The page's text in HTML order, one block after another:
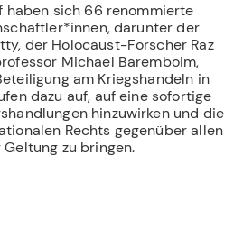
haben sich 66 renommierte
darunter der
der Holocaust-Forscher Raz
Michael Baremboim,
am Kriegshandeln in
dazu auf, auf eine sofortige
hinzuwirken und die
Rechts gegenüber allen
zu bringen.